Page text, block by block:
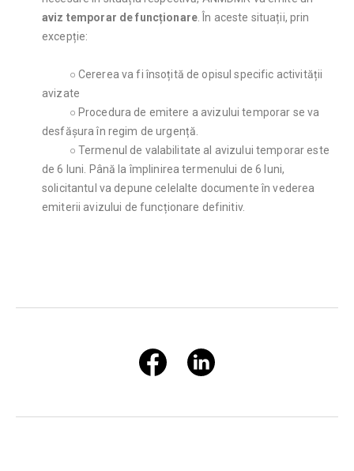
aviz temporar de funcționare. În aceste situații, prin
excepție:
○ Cererea va fi însoțită de opisul specific activității
avizate
○ Procedura de emitere a avizului temporar se va
desfășura în regim de urgență.
○ Termenul de valabilitate al avizului temporar este
de 6 luni. Până la împlinirea termenului de 6 luni,
solicitantul va depune celelalte documente în vederea
emiterii avizului de funcționare definitiv.